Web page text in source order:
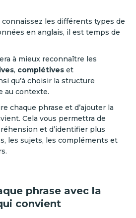
les différents types de
en anglais, il est temps de
à mieux reconnaître les
, complétives et
qu’à choisir la structure
au contexte.
chaque phrase et d’ajouter la
Cela vous permettra de
et d’identifier plus
les sujets, les compléments et
phrase avec la
convient